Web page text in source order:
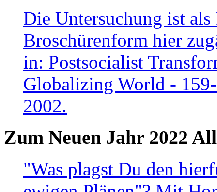
Die Untersuchung ist
Broschürenform hier
in: Postsocialist
Globalizing World -
2002.
Zum Neuen Jahr 2022
"Was plagst Du den